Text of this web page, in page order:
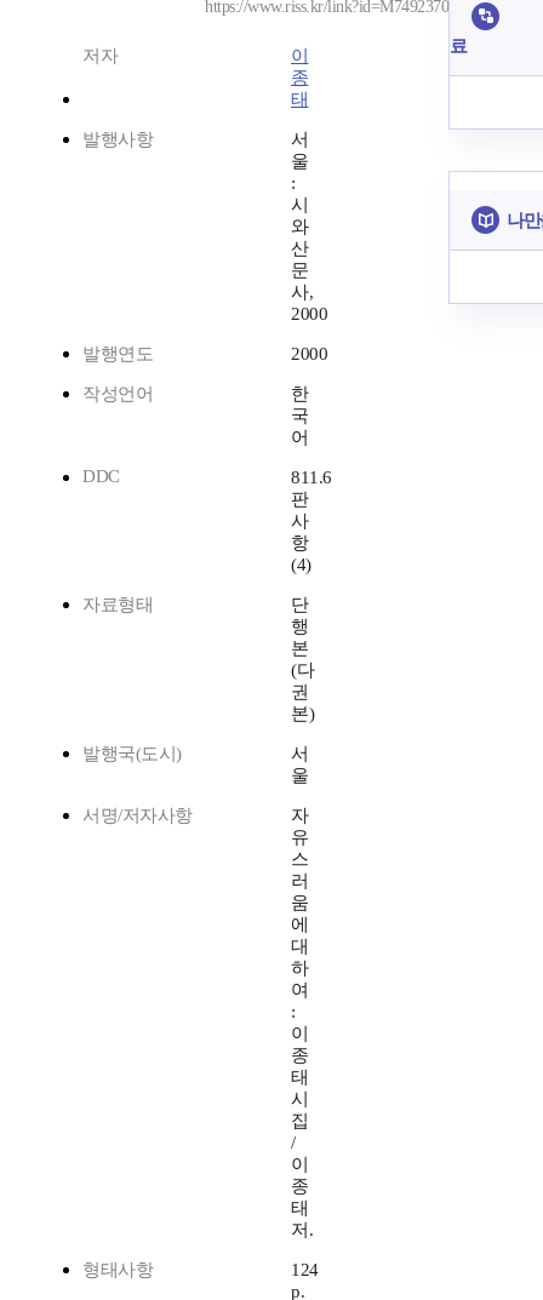
https://www.riss.kr/link?id=M7492370
저자
이
종
태
발행사항
서
울
:
시
와
산
문
사,
2000
발행연도 2000
작성언어
한
국
어
DDC
811.6
판
사
항
(4)
자료형태
단
행
본
(다
권
본)
발행국(도시)
서
울
서명/저자사항
자
유
스
러
움
에
대
하
여
:
이
종
태
시
집
/
이
종
태
저.
형태사항
124
p.
료
나